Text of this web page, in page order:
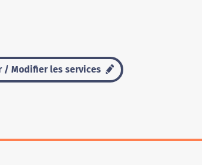
/ Modifier les services